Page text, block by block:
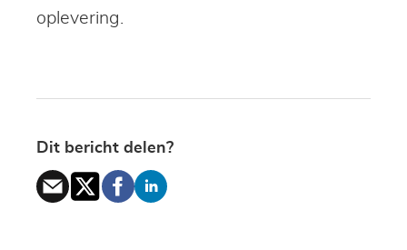
oplevering.
Dit bericht delen?